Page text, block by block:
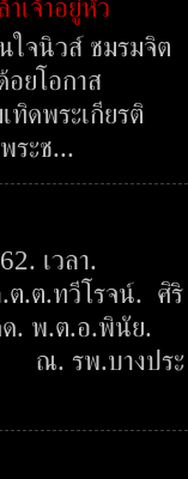
เจ้าอยู่หัว
จนิวส์ ชมรมจิต
ยโอกาส
ดพระเกียรติ
ระช...
เวลา.
ต.ต.ทวีโรจน์. ศิริ
ด. พ.ต.อ.พินัย.
ณ. รพ.บางประ